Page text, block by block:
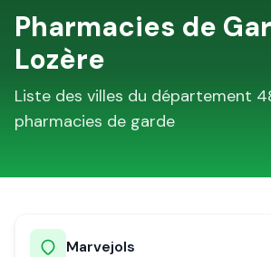
Pharmacies de
Lozère
Liste des villes du département
pharmacies de garde
Marvejols